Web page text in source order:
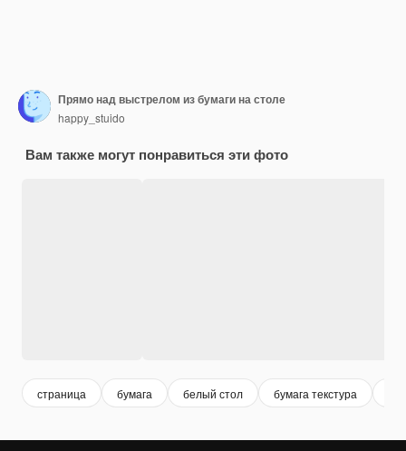
Прямо над выстрелом из бумаги на столе
happy_stuido
Вам также могут понравиться эти фото
страница бумага белый стол бумага текстура